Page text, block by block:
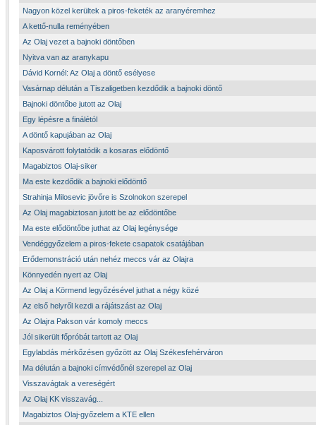
Nagyon közel kerültek a piros-feketék az aranyéremhez
A kettő-nulla reményében
Az Olaj vezet a bajnoki döntőben
Nyitva van az aranykapu
Dávid Kornél: Az Olaj a döntő esélyese
Vasárnap délután a Tiszaligetben kezdődik a bajnoki döntő
Bajnoki döntőbe jutott az Olaj
Egy lépésre a finálétól
A döntő kapujában az Olaj
Kaposvárott folytatódik a kosaras elődöntő
Magabiztos Olaj-siker
Ma este kezdődik a bajnoki elődöntő
Strahinja Milosevic jövőre is Szolnokon szerepel
Az Olaj magabiztosan jutott be az elődöntőbe
Ma este elődöntőbe juthat az Olaj legénysége
Vendéggyőzelem a piros-fekete csapatok csatájában
Erődemonstráció után nehéz meccs vár az Olajra
Könnyedén nyert az Olaj
Az Olaj a Körmend legyőzésével juthat a négy közé
Az első helyről kezdi a rájátszást az Olaj
Az Olajra Pakson vár komoly meccs
Jól sikerült főpróbát tartott az Olaj
Egylabdás mérkőzésen győzött az Olaj Székesfehérváron
Ma délután a bajnoki címvédőnél szerepel az Olaj
Visszavágtak a vereségért
Az Olaj KK visszavág...
Magabiztos Olaj-győzelem a KTE ellen